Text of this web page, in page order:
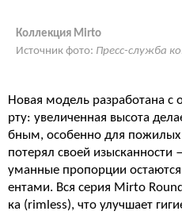
Коллекция Mirto
Источник фото: Пресс-служба
Новая модель разработана
рту: увеличенная высота
бным, особенно для
потерял своей
уманные пропорции
ентами. Вся серия Mirto
ка (rimless), что улучшает